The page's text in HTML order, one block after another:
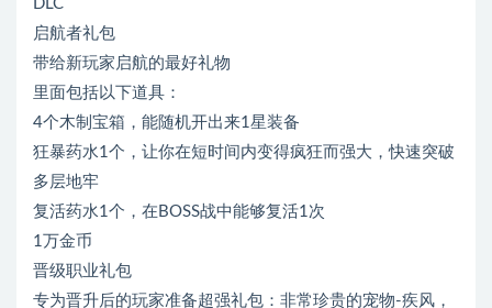
DLC
启航者礼包
带给新玩家启航的最好礼物
里面包括以下道具：
4个木制宝箱，能随机开出来1星装备
狂暴药水1个，让你在短时间内变得疯狂而强大，快速突破
多层地牢
复活药水1个，在BOSS战中能够复活1次
1万金币
晋级职业礼包
专为晋升后的玩家准备超强礼包：非常珍贵的宠物-疾风，